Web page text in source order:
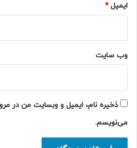
ایمیل*
وب‌ سایت
ذخیره نام، ایمیل و وبسایت من در
می‌نویسم.